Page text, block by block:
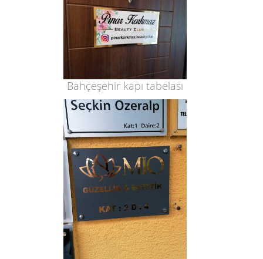
Bahçeşehir kapı tabelası